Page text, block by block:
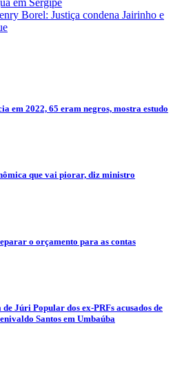
em Sergipe
Borel: Justiça condena Jairinho e
em 2022, 65 eram negros, mostra estudo
que vai piorar, diz ministro
o orçamento para as contas
Júri Popular dos ex-PRFs acusados de
Santos em Umbaúba